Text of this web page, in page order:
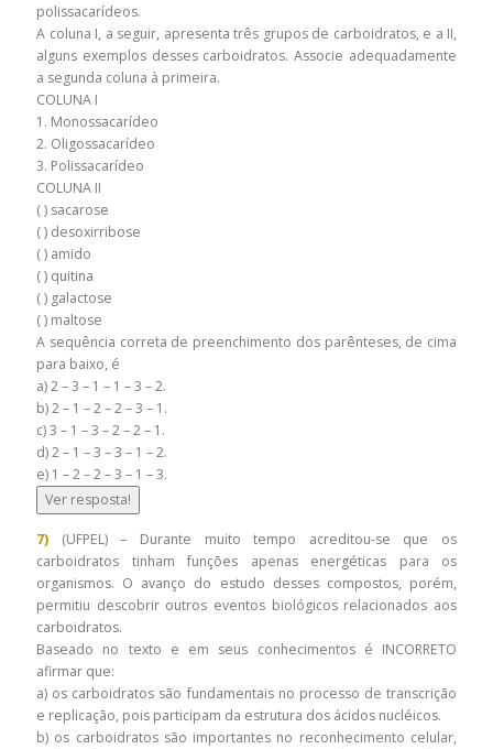
polissacarídeos.
A coluna I, a seguir, apresenta três grupos de carboidratos, e a II,
alguns exemplos desses carboidratos. Associe adequadamente
a segunda coluna à primeira.
COLUNA I
1. Monossacarídeo
2. Oligossacarídeo
3. Polissacarídeo
COLUNA II
( ) sacarose
( ) desoxirribose
( ) amido
( ) quitina
( ) galactose
( ) maltose
A sequência correta de preenchimento dos parênteses, de cima
para baixo, é
a) 2 – 3 – 1 – 1 – 3 – 2.
b) 2 – 1 – 2 – 2 – 3 – 1.
c) 3 – 1 – 3 – 2 – 2 – 1.
d) 2 – 1 – 3 – 3 – 1 – 2.
e) 1 – 2 – 2 – 3 – 1 – 3.
Ver resposta!
7) (UFPEL) – Durante muito tempo acreditou-se que os
carboidratos tinham funções apenas energéticas para os
organismos. O avanço do estudo desses compostos, porém,
permitiu descobrir outros eventos biológicos relacionados aos
carboidratos.
Baseado no texto e em seus conhecimentos é INCORRETO
afirmar que:
a) os carboidratos são fundamentais no processo de transcrição
e replicação, pois participam da estrutura dos ácidos nucléicos.
b) os carboidratos são importantes no reconhecimento celular,